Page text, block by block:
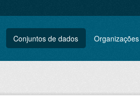
Conjuntos de dados Organizações